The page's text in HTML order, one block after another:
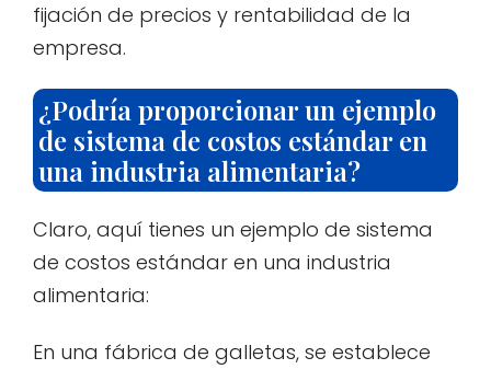
fijación de precios y rentabilidad de la
empresa.
¿Podría proporcionar un ejemplo
de sistema de costos estándar en
una industria alimentaria?
Claro, aquí tienes un ejemplo de sistema
de costos estándar en una industria
alimentaria:
En una fábrica de galletas, se establece